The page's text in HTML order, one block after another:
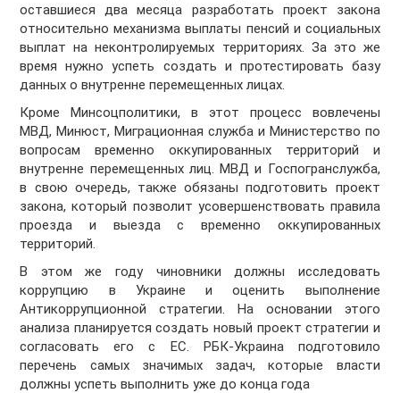
оставшиеся два месяца разработать проект закона
относительно механизма выплаты пенсий и социальных
выплат на неконтролируемых территориях. За это же
время нужно успеть создать и протестировать базу
данных о внутренне перемещенных лицах.
Кроме Минсоцполитики, в этот процесс вовлечены
МВД, Минюст, Миграционная служба и Министерство по
вопросам временно оккупированных территорий и
внутренне перемещенных лиц. МВД и Госпогранслужба,
в свою очередь, также обязаны подготовить проект
закона, который позволит усовершенствовать правила
проезда и выезда с временно оккупированных
территорий.
В этом же году чиновники должны исследовать
коррупцию в Украине и оценить выполнение
Антикоррупционной стратегии. На основании этого
анализа планируется создать новый проект стратегии и
согласовать его с ЕС. РБК-Украина подготовило
перечень самых значимых задач, которые власти
должны успеть выполнить уже до конца года